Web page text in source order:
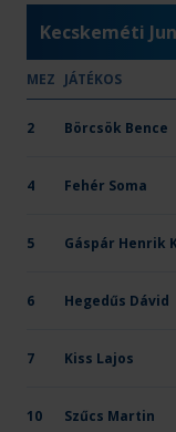
Kecskeméti
MEZ JÁTÉKOS
2 Börcsök Bence
4 Fehér Soma
5 Gáspár Henrik
6 Hegedűs Dávid
7 Kiss Lajos
10 Szűcs Martin